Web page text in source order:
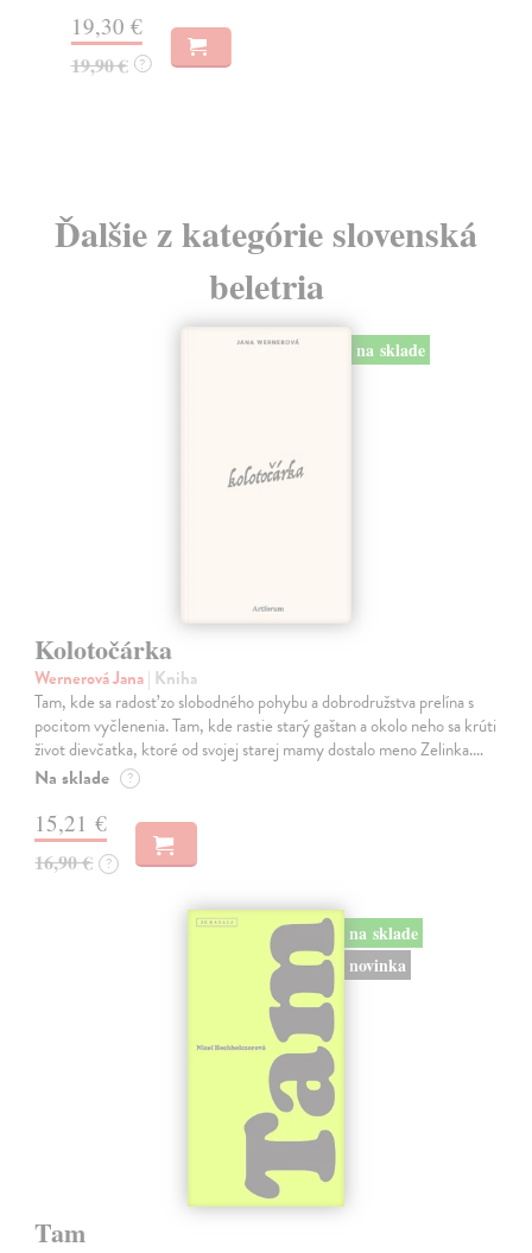
19,30 €
19,90 € ?
Ďalšie z kategórie slovenská
beletria
na sklade
Kolotočárka
Wernerová Jana| Kniha
Tam, kde sa radosť zo slobodného pohybu a dobrodružstva prelína s
pocitom vyčlenenia. Tam, kde rastie starý gaštan a okolo neho sa krúti
život dievčatka, ktoré od svojej starej mamy dostalo meno Zelinka.…
Na sklade ?
15,21 €
16,90 € ?
na sklade
novinka
Tam